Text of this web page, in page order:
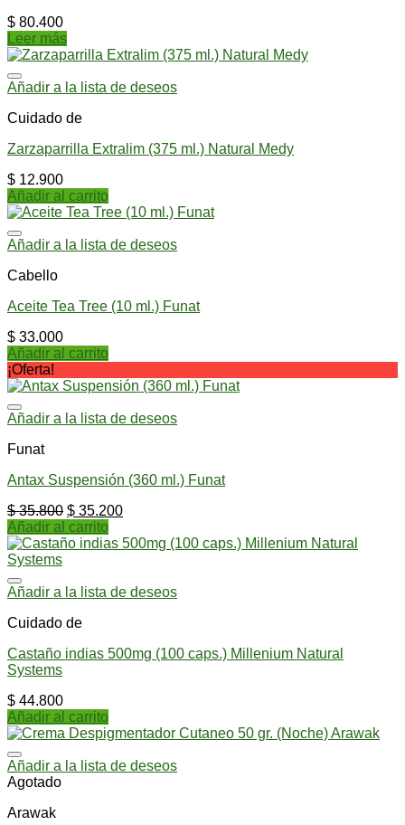
$ 80.400
Leer más
Añadir a la lista de deseos
Cuidado de
Zarzaparrilla Extralim (375 ml.) Natural Medy
$ 12.900
Añadir al carrito
Añadir a la lista de deseos
Cabello
Aceite Tea Tree (10 ml.) Funat
$ 33.000
Añadir al carrito
¡Oferta!
Añadir a la lista de deseos
Funat
Antax Suspensión (360 ml.) Funat
$35.800 $ 35.200
Añadir al carrito
Añadir a la lista de deseos
Cuidado de
Castaño indias 500mg (100 caps.) Millenium Natural
Systems
$ 44.800
Añadir al carrito
Añadir a la lista de deseos
Agotado
Arawak